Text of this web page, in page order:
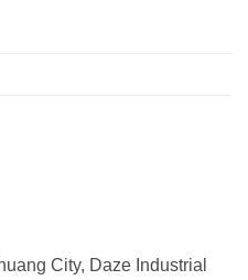
City, Daze Industrial